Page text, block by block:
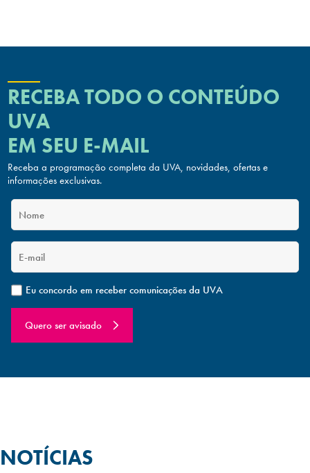
RECEBA TODO O CONTEÚDO
UVA
EM SEU E-MAIL
Receba a programação completa da UVA, novidades, ofertas e
informações exclusivas.
Eu concordo em receber comunicações da UVA
Quero ser avisado
NOTÍCIAS